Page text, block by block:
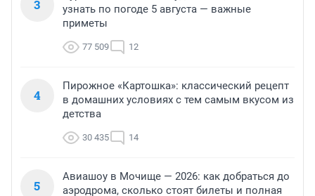
3
узнать по погоде 5 августа — важные
приметы
77 509 12
4
Пирожное «Картошка»: классический рецепт
в домашних условиях с тем самым вкусом из
детства
30 435 14
5
Авиашоу в Мочище — 2026: как добраться до
аэродрома, сколько стоят билеты и полная